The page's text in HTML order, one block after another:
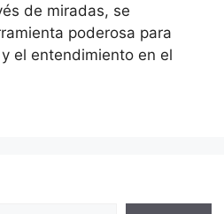
de miradas, se
poderosa para
el entendimiento en el